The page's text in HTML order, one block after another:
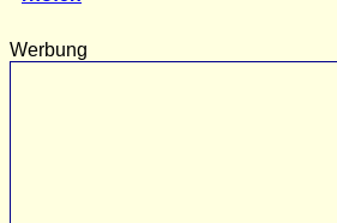
Werbung